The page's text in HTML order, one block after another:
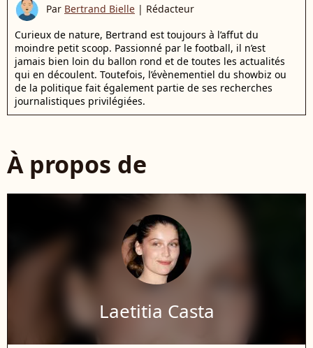
Par Bertrand Bielle | Rédacteur
Curieux de nature, Bertrand est toujours à l’affut du
moindre petit scoop. Passionné par le football, il n’est
jamais bien loin du ballon rond et de toutes les actualités
qui en découlent. Toutefois, l’évènementiel du showbiz ou
de la politique fait également partie de ses recherches
journalistiques privilégiées.
À propos de
Laetitia Casta